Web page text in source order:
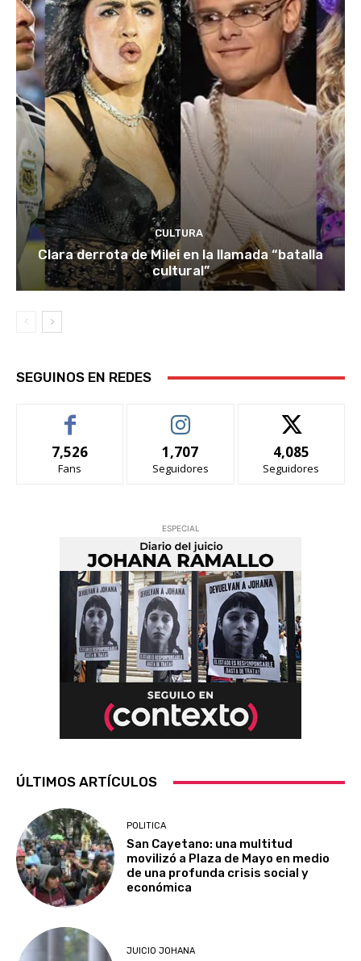
CULTURA
Clara derrota de Milei en la llamada “batalla
cultural”
SEGUINOS EN REDES
7,526
Fans
1,707
Seguidores
4,085
Seguidores
ESPECIAL
ÚLTIMOS ARTÍCULOS
POLITICA
San Cayetano: una multitud
movilizó a Plaza de Mayo en medio
de una profunda crisis social y
económica
JUICIO JOHANA